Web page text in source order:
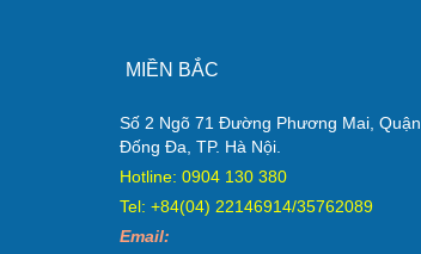
MIỀN BẮC
Số 2 Ngõ 71 Đường Phương Mai, Quận
Đống Đa, TP. Hà Nội.
Hotline: 0904 130 380
Tel: +84(04) 22146914/35762089
Email: